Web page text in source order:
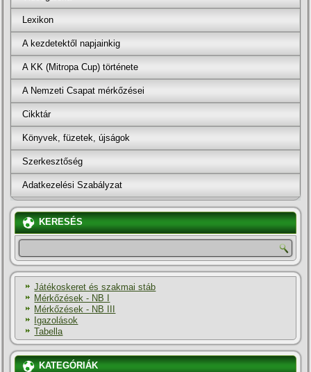
Lexikon
A kezdetektől napjainkig
A KK (Mitropa Cup) története
A Nemzeti Csapat mérkőzései
Cikktár
Könyvek, füzetek, újságok
Szerkesztőség
Adatkezelési Szabályzat
KERESÉS
Játékoskeret és szakmai stáb
Mérkőzések - NB I
Mérkőzések - NB III
Igazolások
Tabella
KATEGÓRIÁK